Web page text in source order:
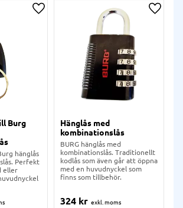
Burg
hänglås
Perfekt
eller
Lägg till i önskelista
Hänglås med
kombinationslås
BURG hänglås med
kombinationslås. Traditionellt
kodlås som även går att öppna
med en huvudnyckel som
finns som tillbehör.
324 kr
Lägg